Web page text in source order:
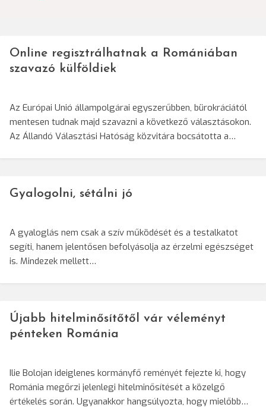
Online regisztrálhatnak a Romániában
szavazó külföldiek
Az Európai Unió állampolgárai egyszerűbben, bürokráciától
mentesen tudnak majd szavazni a következő választásokon.
Az Állandó Választási Hatóság közvitára bocsátotta a…
Gyalogolni, sétálni jó
A gyaloglás nem csak a szív működését és a testalkatot
segíti, hanem jelentősen befolyásolja az érzelmi egészséget
is. Mindezek mellett…
Újabb hitelminősítőtől vár véleményt
pénteken Románia
Ilie Bolojan ideiglenes kormányfő reményét fejezte ki, hogy
Románia megőrzi jelenlegi hitelminősítését a közelgő
értékelés során. Ugyanakkor hangsúlyozta, hogy mielőbb…